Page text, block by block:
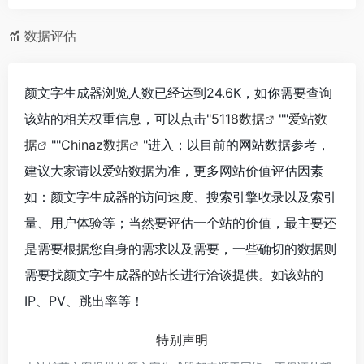
数据评估
颜文字生成器浏览人数已经达到24.6K，如你需要查询
该站的相关权重信息，可以点击"5118数据 ""爱站数
据
""Chinaz数据
"进入；以目前的网站数据参考，
建议大家请以爱站数据为准，更多网站价值评估因素
如：颜文字生成器的访问速度、搜索引擎收录以及索引
量、用户体验等；当然要评估一个站的价值，最主要还
是需要根据您自身的需求以及需要，一些确切的数据则
需要找颜文字生成器的站长进行洽谈提供。如该站的
IP、PV、跳出率等！
特别声明